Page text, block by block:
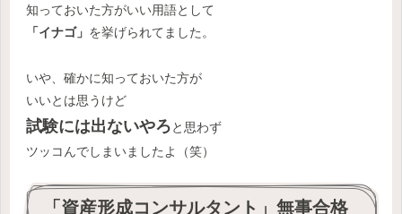
知っておいた方がいい用語として
「イナゴ」 を挙げられてました。
いや、確かに知っておいた方が
いいとは思うけど
試験には出ないやろと思わず
ツッコんでしまいましたよ（笑）
「資産形成コンサルタント」無事合格